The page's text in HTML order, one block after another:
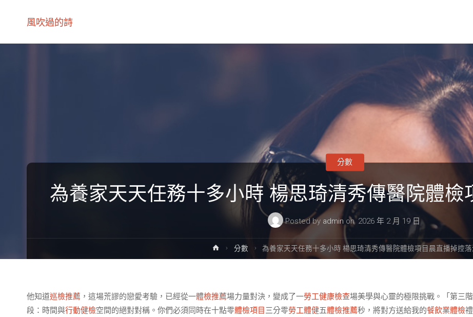
風吹過的詩
為養家天天任務十多小時 楊思琦清秀傳醫院體檢
Posted by admin on 2026 年 2 月 19 日
分數
Home分數 為養家天天任務十多小時 楊思琦清秀傳醫院體檢項目晨直播掉控落
他知道巡檢推薦 ，這場荒謬的戀愛考驗，已經從一體檢推薦場力量對決，變成了一勞工健康檢查場美學與心靈的極限挑戰。「第三階
段：時間與行動健檢空間的絕對對稱。你們必須同時在十點零體檢項目 三分零勞工體健五體檢推薦秒，將對方送給我的餐飲業體檢禮